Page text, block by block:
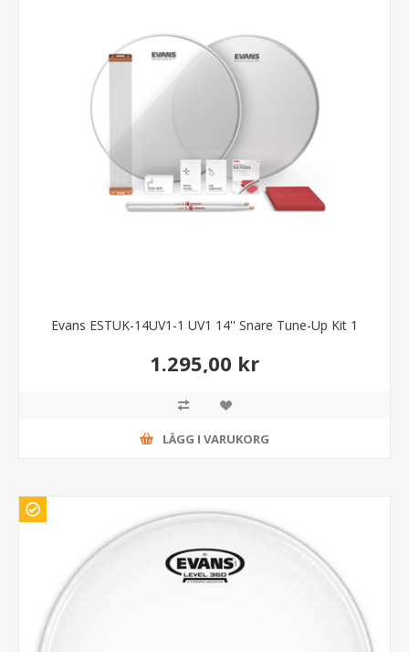
Evans ESTUK-14UV1-1 UV1 14'' Snare Tune-Up Kit 1
1.295,00 kr
LÄGG I VARUKORG